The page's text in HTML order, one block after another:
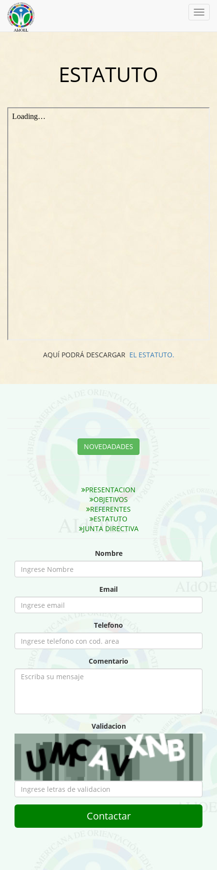
ESTATUTO
AQUÍ PODRÁ DESCARGAR EL ESTATUTO.
NOVEDADADES
PRESENTACION
OBJETIVOS
REFERENTES
ESTATUTO
JUNTA DIRECTIVA
Nombre
Email
Telefono
Comentario
Validacion
Contactar